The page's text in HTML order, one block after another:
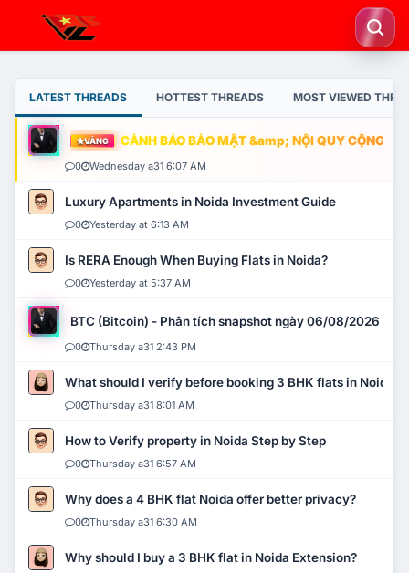
LATEST THREADS HOTTEST THREADS MOST VIEWED
VÀNG CẢNH BÁO BẢO MẬT &amp; NỘI QUY CỘNG
0 Wednesday a31 6:07 AM
Luxury Apartments in Noida Investment Guide
0 Yesterday at 6:13 AM
Is RERA Enough When Buying Flats in Noida?
0 Yesterday at 5:37 AM
BTC (Bitcoin) - Phân tích snapshot ngày 06/08/2026
0 Thursday a31 2:43 PM
What should I verify before booking 3 BHK flats in Noida?
0 Thursday a31 8:01 AM
How to Verify property in Noida Step by Step
0 Thursday a31 6:57 AM
Why does a 4 BHK flat Noida offer better privacy?
0 Thursday a31 6:30 AM
Why should I buy a 3 BHK flat in Noida Extension?